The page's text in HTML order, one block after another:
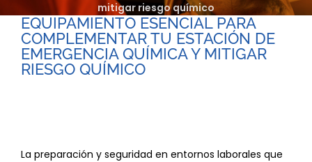
mitigar riesgo químico
EQUIPAMIENTO ESENCIAL PARA
COMPLEMENTAR TU ESTACIÓN DE
EMERGENCIA QUÍMICA Y MITIGAR
RIESGO QUÍMICO
La preparación y seguridad en entornos laborales que